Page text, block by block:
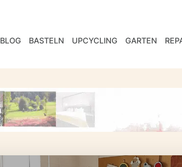
BLOG BASTELN UPCYCLING GARTEN